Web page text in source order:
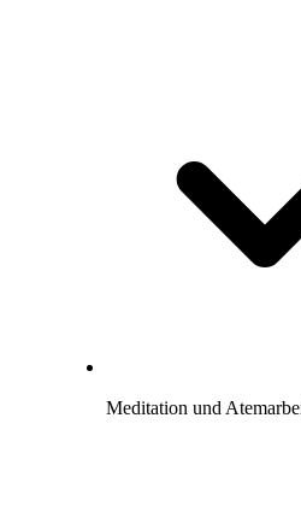
Meditation und